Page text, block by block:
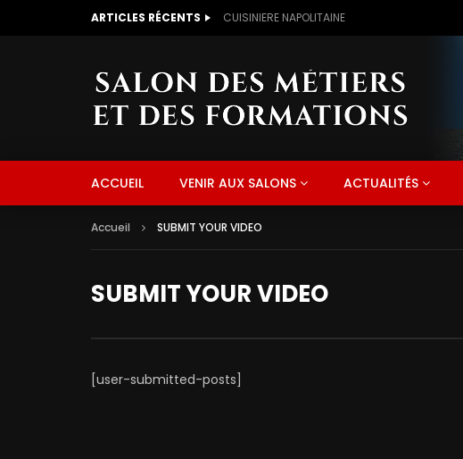
ARTICLES RÉCENTS CUISINIERE NAPOLITAINE
ACCUEIL VENIR AUX SALONS ACTUALITÉS
Accueil SUBMIT YOUR VIDEO
SUBMIT YOUR VIDEO
[user-submitted-posts]